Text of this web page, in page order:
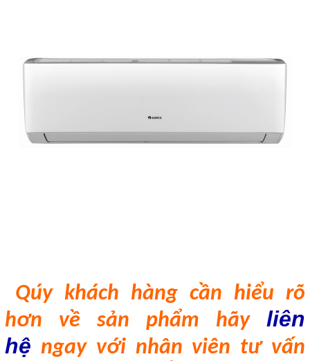
Qúy khách hàng cần hiểu rõ
hơn về sản phẩm hãy liên
hệ ngay với nhân viên tư vấn